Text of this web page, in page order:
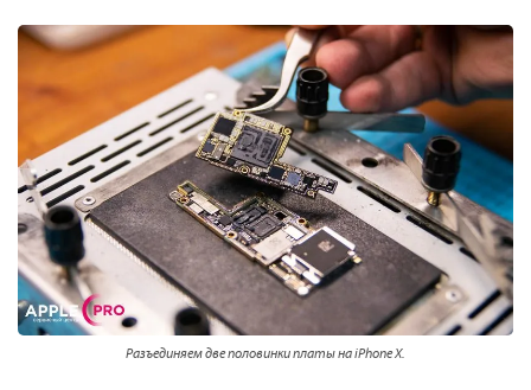
Разъединяем две половинки платы на iPhone X.